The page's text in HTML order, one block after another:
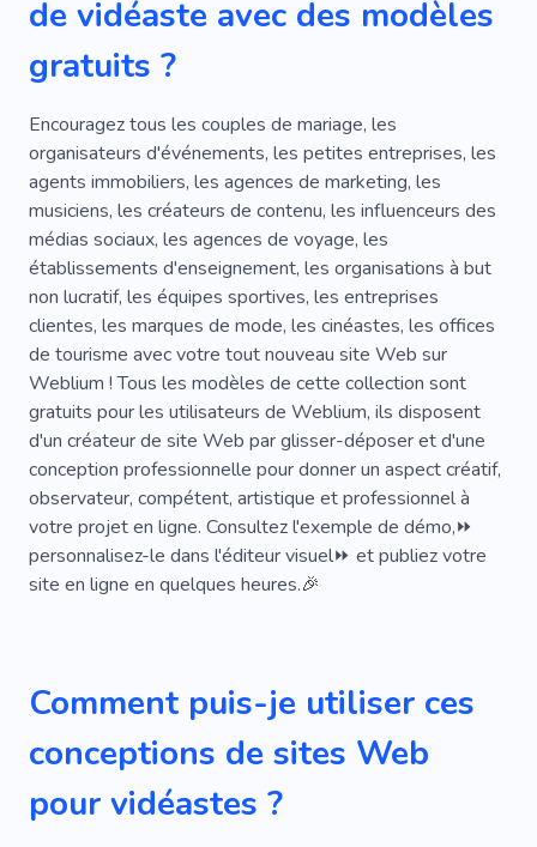
Photo
Séance Photo
Robes De Mariée
Bureau D'état Civil
Amour
Salon
de vidéaste avec des modèles
gratuits ?
Encouragez tous les couples de mariage, les
organisateurs d'événements, les petites entreprises, les
agents immobiliers, les agences de marketing, les
musiciens, les créateurs de contenu, les influenceurs des
médias sociaux, les agences de voyage, les
établissements d'enseignement, les organisations à but
non lucratif, les équipes sportives, les entreprises
clientes, les marques de mode, les cinéastes, les offices
de tourisme avec votre tout nouveau site Web sur
Weblium ! Tous les modèles de cette collection sont
gratuits pour les utilisateurs de Weblium, ils disposent
d'un créateur de site Web par glisser-déposer et d'une
conception professionnelle pour donner un aspect créatif,
observateur, compétent, artistique et professionnel à
votre projet en ligne. Consultez l'exemple de démo,⏩
personnalisez-le dans l'éditeur visuel⏩ et publiez votre
site en ligne en quelques heures.🎉
Comment puis-je utiliser ces
conceptions de sites Web
pour vidéastes ?